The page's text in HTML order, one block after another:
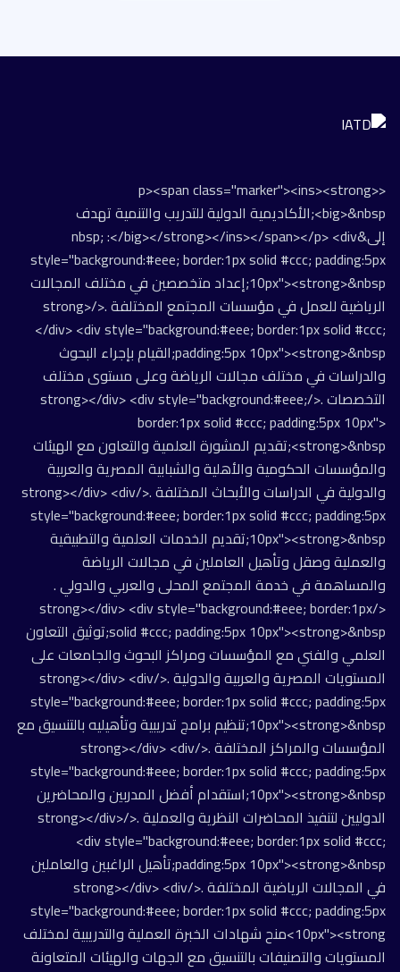
<p><span class="marker"><ins><strong>
<big>&nbsp;الأكاديمية الدولية للتدريب والتنمية تهدف
إلى&nbsp; :</big></strong></ins></span></p> <div
style="background:#eee; border:1px solid #ccc; padding:5px
10px"><strong>&nbsp;إعداد متخصصين في مختلف المجالات
الرياضية للعمل في مؤسسات المجتمع المختلفة .</strong>
</div> <div style="background:#eee; border:1px solid #ccc;
padding:5px 10px"><strong>&nbsp;القيام بإجراء البحوث
والدراسات في مختلف مجالات الرياضة وعلى مستوى مختلف
التخصصات .</strong></div> <div style="background:#eee;
border:1px solid #ccc; padding:5px 10px">
<strong>&nbsp;تقديم المشورة العلمية والتعاون مع الهيئات
والمؤسسات الحكومية والأهلية والشبابية المصرية والعربية
والدولية في الدراسات والأبحاث المختلفة .</strong></div> <div
style="background:#eee; border:1px solid #ccc; padding:5px
10px"><strong>&nbsp;تقديم الخدمات العلمية والتطبيقية
والعملية وصقل وتأهيل العاملين في مجالات الرياضة
والمساهمة في خدمة المجتمع المحلى والعربي والدولي .
</strong></div> <div style="background:#eee; border:1px
solid #ccc; padding:5px 10px"><strong>&nbsp;توثيق التعاون
العلمي والفني مع المؤسسات ومراكز البحوث والجامعات على
المستويات المصرية والعربية والدولية .</strong></div> <div
style="background:#eee; border:1px solid #ccc; padding:5px
10px"><strong>&nbsp;تنظيم برامج تدريبية وتأهيليه بالتنسيق مع
المؤسسات والمراكز المختلفة .</strong></div> <div
style="background:#eee; border:1px solid #ccc; padding:5px
10px"><strong>&nbsp;استقدام أفضل المدربين والمحاضرين
الدوليين لتنفيذ المحاضرات النظرية والعملية .</strong></div>
<div style="background:#eee; border:1px solid #ccc;
padding:5px 10px"><strong>&nbsp;تأهيل الراغبين والعاملين
في المجالات الرياضية المختلفة .</strong></div> <div
style="background:#eee; border:1px solid #ccc; padding:5px
10px"><strong>منح شهادات الخبرة العملية والتدريبية لمختلف
المستويات والتصنيفات بالتنسيق مع الجهات والهيئات المتعاونة